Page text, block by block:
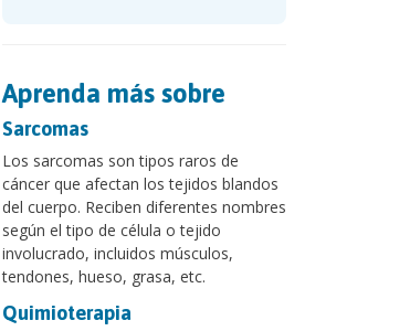
Aprenda más sobre
Sarcomas
Los sarcomas son tipos raros de
cáncer que afectan los tejidos blandos
del cuerpo. Reciben diferentes nombres
según el tipo de célula o tejido
involucrado, incluidos músculos,
tendones, hueso, grasa, etc.
Quimioterapia